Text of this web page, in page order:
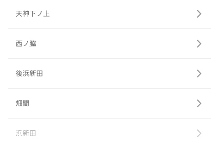
天神下ノ上
西ノ脇
後浜新田
畑間
浜新田